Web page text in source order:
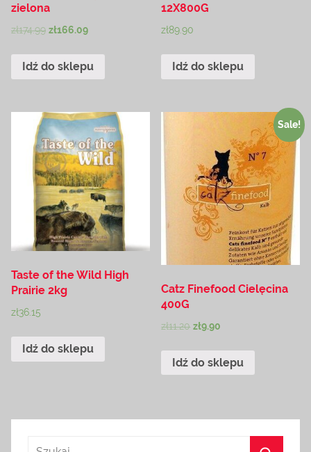
zielona
zł174.99 zł166.09
Idź do sklepu
12X800G
zł89.90
Idź do sklepu
Taste of the Wild High
Prairie 2kg
zł36.15
Idź do sklepu
Sale!
Catz Finefood Cielęcina
400G
zł11.20 zł9.90
Idź do sklepu